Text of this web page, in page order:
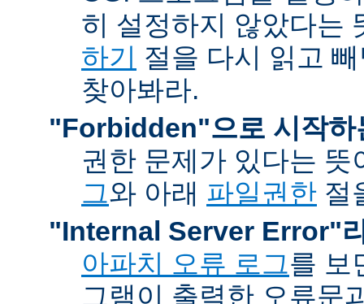
히 설정하지 않았다는
하기 절을 다시 읽고
찾아봐라.
"Forbidden"으로 시작하
권한 문제가 있다는
그와 아래 파일권한 절
"Internal Server Error"
아파치 오류 로그를 보
그램이 출력한 오류문